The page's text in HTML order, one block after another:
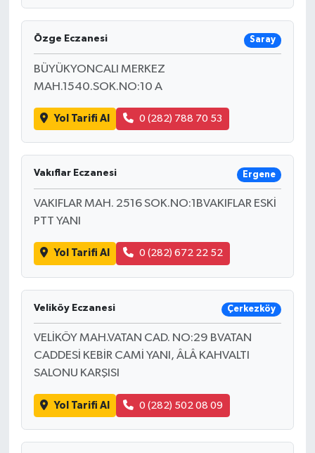
Özge Eczanesi Saray
BÜYÜKYONCALI MERKEZ
MAH.1540.SOK.NO:10 A
Yol Tarifi Al 0 (282) 788 70 53
Vakıflar Eczanesi Ergene
VAKIFLAR MAH. 2516 SOK.NO:1BVAKIFLAR ESKİ
PTT YANI
Yol Tarifi Al 0 (282) 672 22 52
Veliköy Eczanesi Çerkezköy
VELİKÖY MAH.VATAN CAD. NO:29 BVATAN
CADDESİ KEBİR CAMİ YANI, ÂLÂ KAHVALTI
SALONU KARŞISI
Yol Tarifi Al 0 (282) 502 08 09